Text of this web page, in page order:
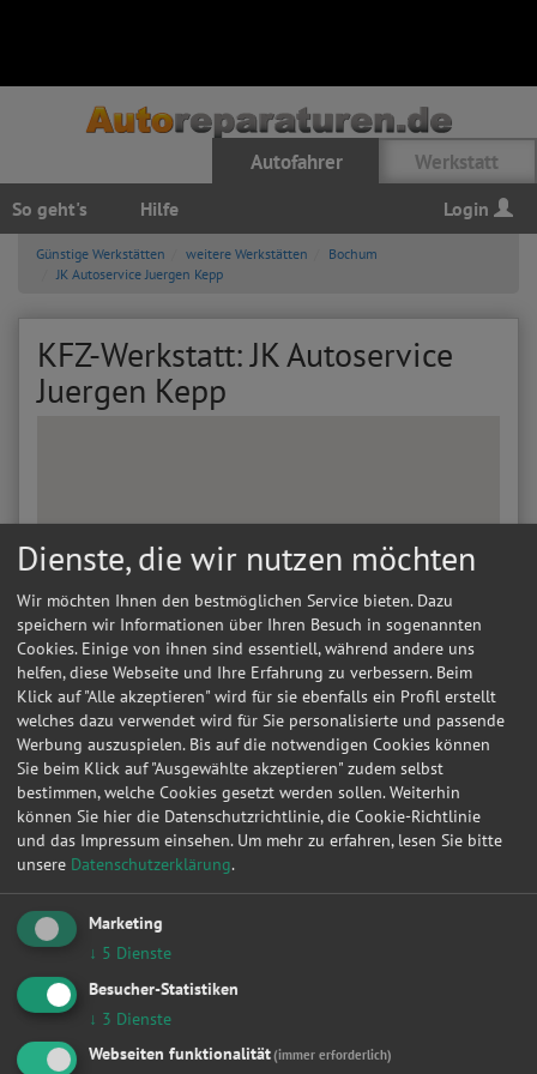
Autofahrer Werkstatt
So geht's Hilfe Login
Günstige Werkstätten weitere Werkstätten
Bochum
JK Autoservice Juergen Kepp
KFZ-Werkstatt: JK Autoservice
Juergen Kepp
Kontakt
JK Autoservice Juergen Kepp
Hattinger Str. 76
44789 Bochum
Dienste, die wir nutzen möchten
Wir möchten Ihnen den bestmöglichen Service bieten. Dazu
speichern wir Informationen über Ihren Besuch in sogenannten
Cookies. Einige von ihnen sind essentiell, während andere uns
helfen, diese Webseite und Ihre Erfahrung zu verbessern. Beim
Klick auf "Alle akzeptieren" wird für sie ebenfalls ein Profil erstellt
welches dazu verwendet wird für Sie personalisierte und passende
Werbung auszuspielen. Bis auf die notwendigen Cookies können
Sie beim Klick auf "Ausgewählte akzeptieren" zudem selbst
bestimmen, welche Cookies gesetzt werden sollen. Weiterhin
können Sie hier die Datenschutzrichtlinie, die Cookie-Richtlinie
und das Impressum einsehen. Um mehr zu erfahren, lesen Sie bitte
unsere Datenschutzerklärung.
Marketing
↓ 5 Dienste
Besucher-Statistiken
↓ 3 Dienste
Webseiten funktionalität(immer erforderlich)